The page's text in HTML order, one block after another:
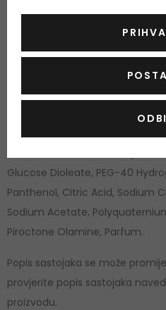
Umasirajte u mokru kosu.
Količina: 250 ml
Glucose Dioleate, PEG-40
Panthenol, Citric Acid, Sodium
Sodium Acetate,
Piroctone Olamine, Parfum.
Popis sastojaka se može
provjerite popis sastojaka
proizvodu.